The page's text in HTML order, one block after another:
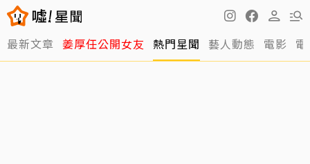
最新文章 姜厚任公開女友 熱門星聞 藝人動態 電影